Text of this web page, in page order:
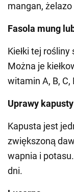
mangan, żelazo
Fasola mung
Kiełki tej
Można je
witamin A, B, C,
Uprawy kapusty
Kapusta jest
zwiększoną
wapnia i
dni.